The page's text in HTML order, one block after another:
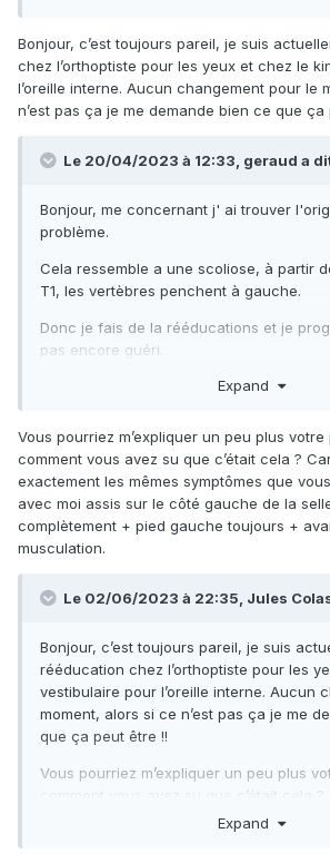
Bonjour, c’est toujours pareil, je suis
chez l’orthoptiste pour les yeux et chez le
l’oreille interne. Aucun changement pour le
n’est pas ça je me demande bien ce que ça
Le 20/04/2023 à 12:33, geraud a
Bonjour, me concernant j' ai trouver
problème.
Cela ressemble a une scoliose, à partir
T1, les vertèbres penchent à gauche.
Donc je fais de la rééducations et je
pas encore guéri.
Je ne sais pas si cela vous aider.
Expand
Vous pourriez m’expliquer un peu plus
comment vous avez su que c’était cela ?
exactement les mêmes symptômes que
avec moi assis sur le côté gauche de la
complètement + pied gauche toujours +
musculation.
Le 02/06/2023 à 22:35, Jules
Bonjour, c’est toujours pareil, je suis
rééducation chez l’orthoptiste pour les
vestibulaire pour l’oreille interne. Aucun
moment, alors si ce n’est pas ça je me
que ça peut être !!
Vous pourriez m’expliquer un peu plus
comment vous avez su que c’était cela ?
exactement les mêmes symptômes que
Expand